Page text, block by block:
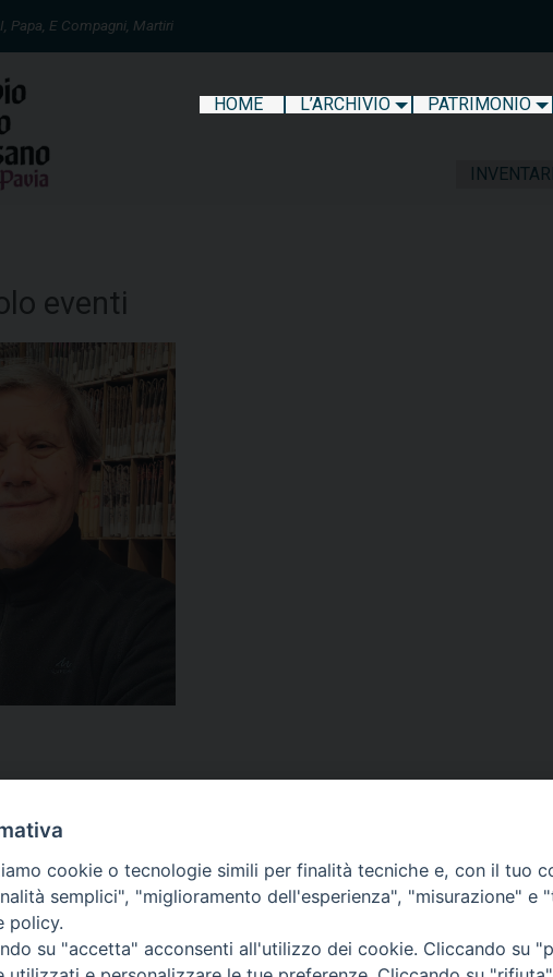
Papa, E Compagni, Martiri
HOME L’ARCHIVIO PATRIMONIO
INVENTARI
eventi
cookie o tecnologie simili per finalità tecniche e, con il tuo
semplici", "miglioramento dell'esperienza", "misurazione"
policy.
su "accetta" acconsenti all'utilizzo dei cookie. Cliccando su